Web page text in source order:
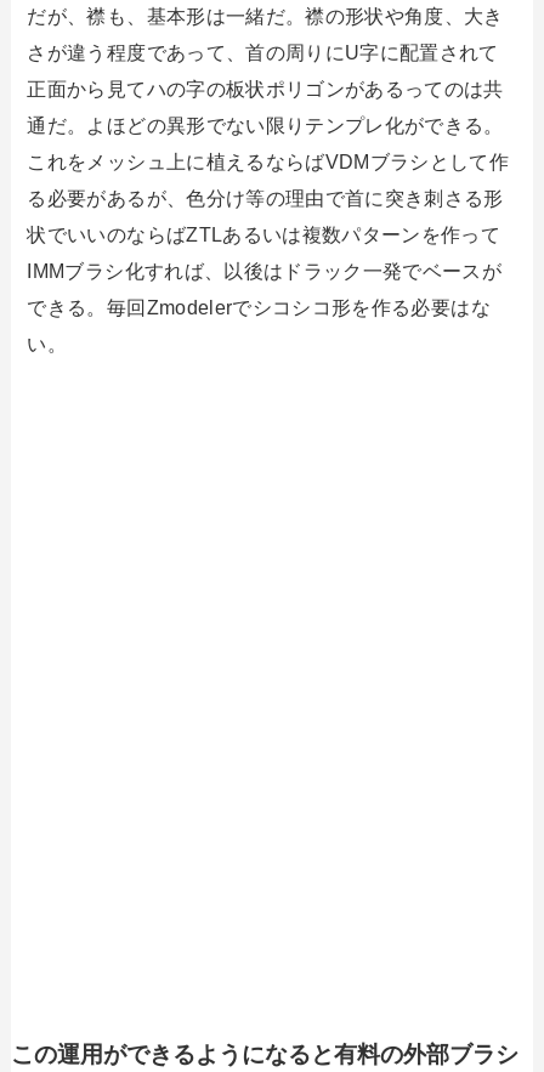
だが、襟も、基本形は一緒だ。襟の形状や角度、大き
さが違う程度であって、首の周りにU字に配置されて
正面から見てハの字の板状ポリゴンがあるってのは共
通だ。よほどの異形でない限りテンプレ化ができる。
これをメッシュ上に植えるならばVDMブラシとして作
る必要があるが、色分け等の理由で首に突き刺さる形
状でいいのならばZTLあるいは複数パターンを作って
IMMブラシ化すれば、以後はドラック一発でベースが
できる。毎回Zmodelerでシコシコ形を作る必要はな
い。
この運用ができるようになると有料の外部ブラシ